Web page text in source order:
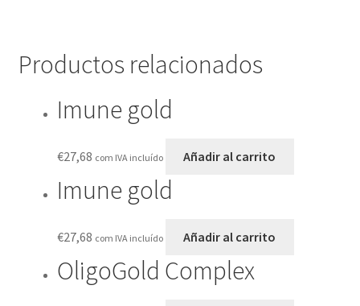
Productos relacionados
Imune gold
€27,68 com IVA incluído Añadir al carrito
Imune gold
€27,68 com IVA incluído Añadir al carrito
OligoGold Complex